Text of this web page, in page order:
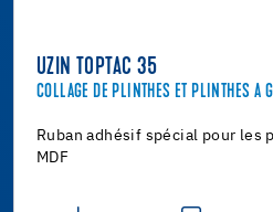
UZIN TOPTAC 35
COLLAGE DE PLINTHES ET PLINTHES A
Ruban adhésif spécial pour les
MDF